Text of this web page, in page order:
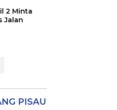
2 Minta
Jalan
PISAU